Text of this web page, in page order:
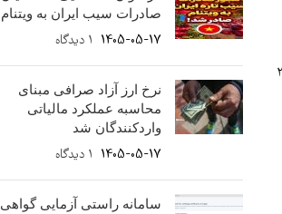
تولید سالانه بالقوه باد بین ۳۰
صادرات سیب ایران به ویتنام
1405-05-17 ۱ دیدگاه
نرخ ارز آزاد صرافی مبنای
محاسبه عملکرد مالیاتی
واردکنندگان شد
1405-05-17 ۱ دیدگاه
سامانه راستی آزمایی گواهی